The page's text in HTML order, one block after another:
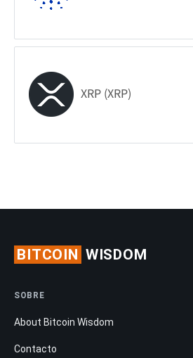
XRP (XRP)
BITCOIN WISDOM
SOBRE
About Bitcoin Wisdom
Contacto